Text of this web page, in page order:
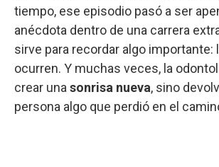
tiempo, ese episodio pasó a ser
anécdota dentro de una carrera
sirve para recordar algo
ocurren. Y muchas veces, la
crear una sonrisa nueva, sino
persona algo que perdió en el